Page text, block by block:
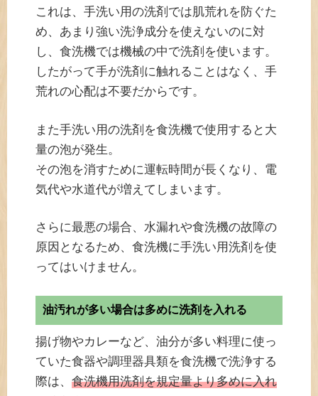
これは、手洗い用の洗剤では肌荒れを防ぐた
め、あまり強い洗浄成分を使えないのに対
し、食洗機では機械の中で洗剤を使います。
したがって手が洗剤に触れることはなく、手
荒れの心配は不要だからです。
また手洗い用の洗剤を食洗機で使用すると大
量の泡が発生。
その泡を消すために運転時間が長くなり、電
気代や水道代が増えてしまいます。
さらに最悪の場合、水漏れや食洗機の故障の
原因となるため、食洗機に手洗い用洗剤を使
ってはいけません。
油汚れが多い場合は多めに洗剤を入れる
揚げ物やカレーなど、油分が多い料理に使っ
ていた食器や調理器具類を食洗機で洗浄する
際は、 食洗機用洗剤を規定量より多めに入れ